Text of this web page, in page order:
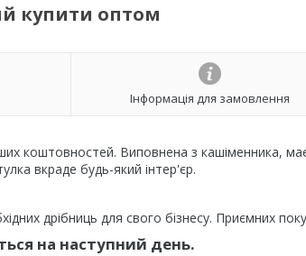
купити оптом
Інформація для замовлення
коштовностей. Виповнена з кашіменника,
вкраде будь-який інтер'єр.
дрібниць для свого бізнесу. Приємних
на наступний день.